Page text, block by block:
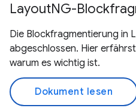
LayoutNG-
Die Blockfragmentierung in
abgeschlossen. Hier
warum es wichtig ist.
Dokument lesen